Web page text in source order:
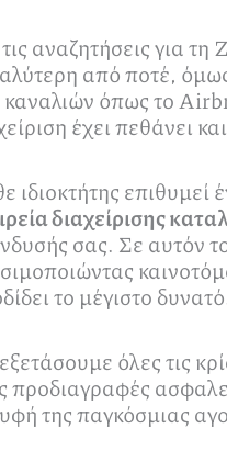
αναζητήσεις για
από ποτέ, όμως
όπως το
έχει πεθάνει
ιδιοκτήτης
διαχείρισης
σας. Σε αυτόν
το μέγιστο
όλες τις
προδιαγραφές
της παγκόσμιας